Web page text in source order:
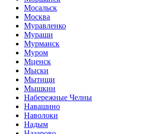
Мосальск
Москва
Муравленко
Мураши
Мурманск
Муром
Мценск
Мыски
Мытищи
Мышкин
Набережные Челны
Навашино
Наволоки
Надым